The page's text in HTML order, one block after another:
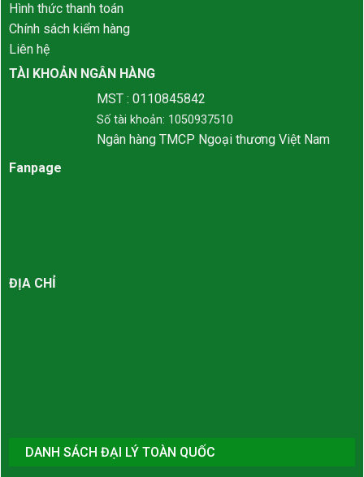
Hình thức thanh toán
Chính sách kiểm hàng
Liên hệ
TÀI KHOẢN NGÂN HÀNG
MST : 0110845842
Số tài khoản: 1050937510
Ngân hàng TMCP Ngoại thương Việt Nam
Fanpage
ĐỊA CHỈ
DANH SÁCH ĐẠI LÝ TOÀN QUỐC